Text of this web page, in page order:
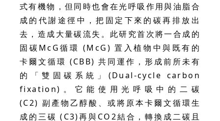
式有機物，但同時也會在光呼吸作用與油脂合
成的代謝途徑中，把固定下來的碳再排放出
去，造成大量碳流失。此研究首次將一合成的
固碳McG循環 (McG) 置入植物中與既有的
卡爾文循環 (CBB) 共同運作，形成前所未有
的「雙固碳系統」(Dual-cycle carbon
fixation)。它能使用光呼吸中的二碳
(C2) 副產物乙醇酸、或將原本卡爾文循環生
成的三碳 (C3)再與CO2結合，轉換成二碳且